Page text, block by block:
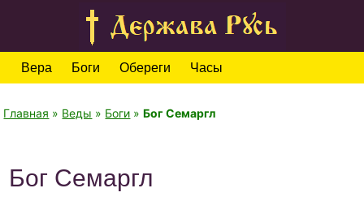
Вера Боги Обереги Часы
Главная » Веды » Боги »Бог Семаргл
Бог Семаргл